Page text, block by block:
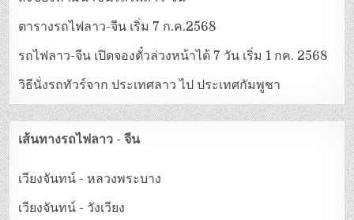
ตารางรถไฟลาว-จีน เริ่ม 7 ก.ค.2568
รถไฟลาว-จีน เปิดจองตั๋วล่วงหน้าได้ 7 วัน เริ่ม 1 กค. 2568
วิธีนั่งรถทัวร์จาก ประเทศลาว ไป ประเทศกัมพูชา
เส้นทางรถไฟลาว - จีน
เวียงจันทน์ - หลวงพระบาง
เวียงจันทน์ - วังเวียง